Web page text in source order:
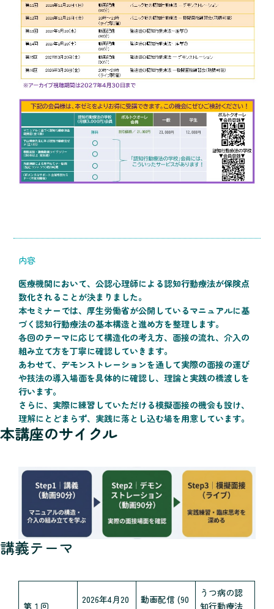
内容
医療機関において、公認心理師による認知行動療法が保険点
数化されることが決まりました。
本セミナーでは、厚生労働省が公開しているマニュアルに基
づく認知行動療法の基本構造と進め方を整理します。
各回のテーマに応じて構造化の考え方、面接の流れ、介入の
組み立て方を丁寧に確認していきます。
あわせて、デモンストレーションを通して実際の面接の運び
や技法の導入場面を具体的に確認し、理論と実践の橋渡しを
行います。
さらに、実際に練習していただける模擬面接の機会も設け、
理解にとどまらず、実践に落とし込む場を用意しています。
本講座のサイクル
講義テーマ
第１回
2026年4月20
動画配信 (90
うつ病の認
知行動療法